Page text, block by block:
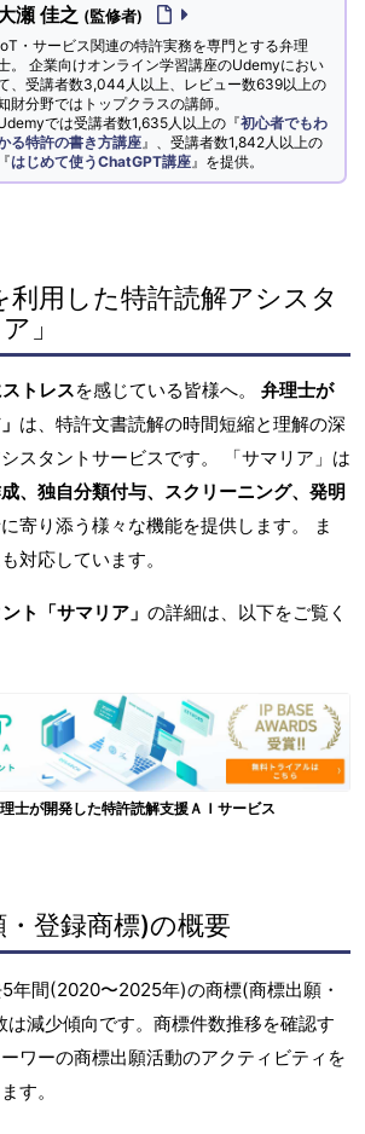
瀬 佳之 (監修者)
・サービス関連の特許実務を専門とする弁理
。 企業向けオンライン学習講座のUdemyにおい
、受講者数3,044人以上、レビュー数639以上の
財分野ではトップクラスの講師。
では受講者数1,635人以上の『初心者でもわ
る特許の書き方講座 』、受講者数1,842人以上の
『はじめて使うChatGPT講座 』を提供。
利用した特許読解アシスタ
」
トレスを感じている皆様へ。 弁理士が
は、特許文書読解の時間短縮と理解の深
スタントサービスです。 「サマリア」は
、独自分類付与、スクリーニング、発明
寄り添う様々な機能を提供します。 ま
対応しています。
ト「サマリア」 の詳細は、以下をご覧く
理士が開発した特許読解支援ＡＩサービス
登録商標)の概要
年間(2020〜2025年)の商標(商標出願・
減少傾向です。商標件数推移を確認す
ワーの商標出願活動のアクティビティを
す。